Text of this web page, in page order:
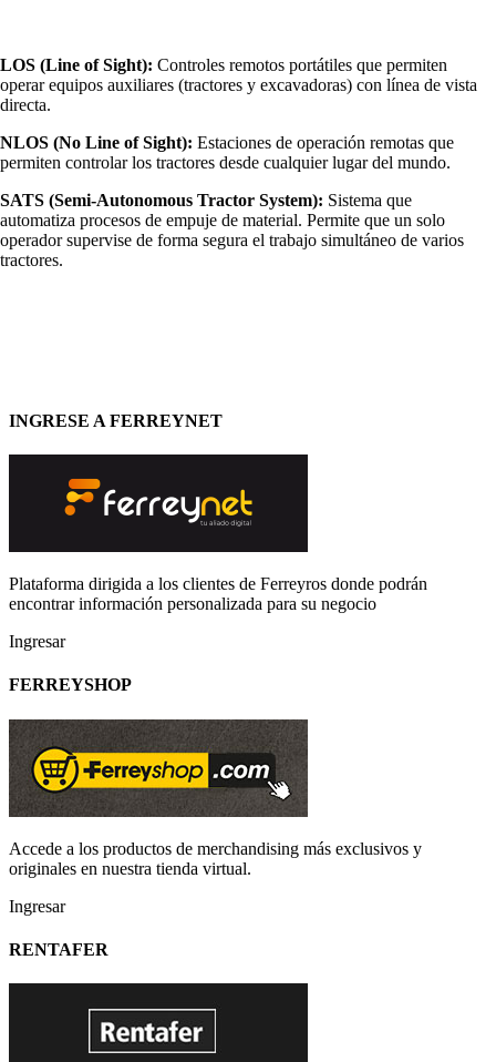
LOS (Line of Sight): Controles remotos portátiles que permiten
operar equipos auxiliares (tractores y excavadoras) con línea de vista
directa.
NLOS (No Line of Sight): Estaciones de operación remotas que
permiten controlar los tractores desde cualquier lugar del mundo.
SATS (Semi-Autonomous Tractor System): Sistema que
automatiza procesos de empuje de material. Permite que un solo
operador supervise de forma segura el trabajo simultáneo de varios
tractores.
INGRESE A FERREYNET
Plataforma dirigida a los clientes de Ferreyros donde podrán
encontrar información personalizada para su negocio
Ingresar
FERREYSHOP
Accede a los productos de merchandising más exclusivos y
originales en nuestra tienda virtual.
Ingresar
RENTAFER